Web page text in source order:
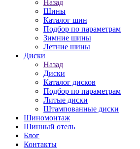
Назад
Шины
Каталог шин
Подбор по параметрам
Зимние шины
Летние шины
Диски
Назад
Диски
Каталог дисков
Подбор по параметрам
Литые диски
Штампованные диски
Шиномонтаж
Шинный отель
Блог
Контакты